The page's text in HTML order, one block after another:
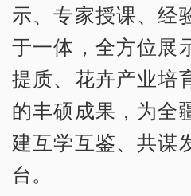
示、专家授课、经
于一体，全方位展
提质、花卉产业培
的丰硕成果，为全
建互学互鉴、共谋
台。